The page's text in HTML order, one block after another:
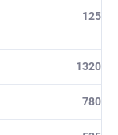
125
1320
780